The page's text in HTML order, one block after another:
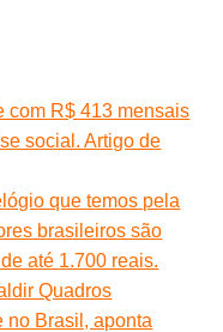
com R$ 413 mensais
social. Artigo de
que temos pela
brasileiros são
até 1.700 reais.
Quadros
no Brasil, aponta